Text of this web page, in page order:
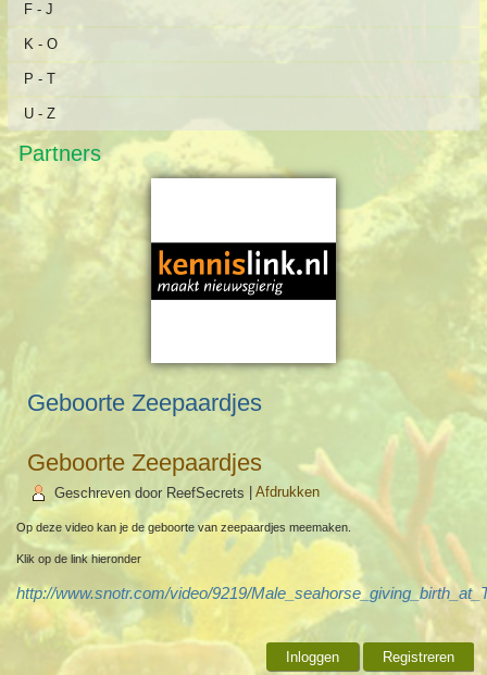
F - J
K - O
P - T
U - Z
Partners
Geboorte Zeepaardjes
Geboorte Zeepaardjes
Geschreven door ReefSecrets |Afdrukken
Op deze video kan je de geboorte van zeepaardjes meemaken.
Klik op de link hieronder
http://www.snotr.com/video/9219/
Inloggen Registreren